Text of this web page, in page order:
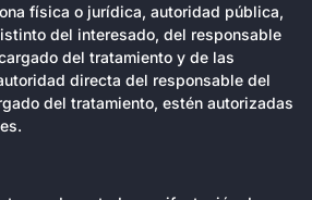
física o jurídica, autoridad pública,
del interesado, del responsable
del tratamiento y de las
directa del responsable del
del tratamiento, estén autorizadas